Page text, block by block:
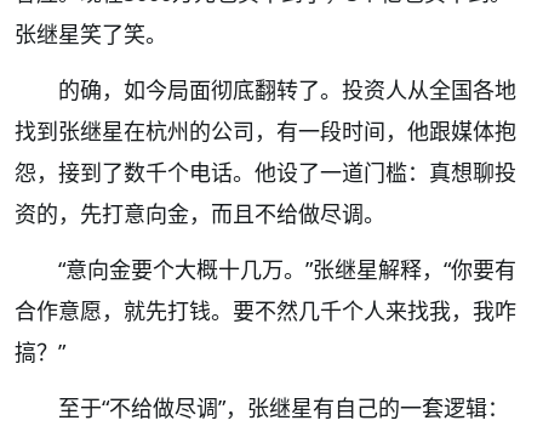
张继星笑了笑。
的确，如今局面彻底翻转了。投资人从全国各地
找到张继星在杭州的公司，有一段时间，他跟媒体抱
怨，接到了数千个电话。他设了一道门槛：真想聊投
资的，先打意向金，而且不给做尽调。
“意向金要个大概十几万。”张继星解释，“你要有
合作意愿，就先打钱。要不然几千个人来找我，我咋
搞？”
至于“不给做尽调”，张继星有自己的一套逻辑：